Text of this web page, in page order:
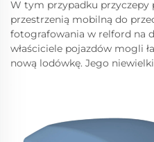
W tym przypadku przyczepy
przestrzenią mobilną do
fotografowania w relford na
właściciele pojazdów mogli
nową lodówkę. Jego